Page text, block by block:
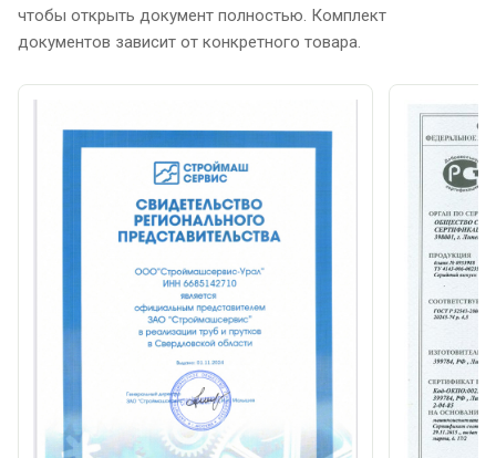
чтобы открыть документ полностью. Комплект
документов зависит от конкретного товара.